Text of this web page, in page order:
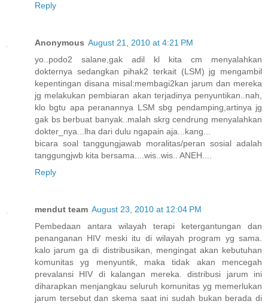
Reply
Anonymous August 21, 2010 at 4:21 PM
yo..podo2 salane,gak adil kl kita cm menyalahkan
dokternya sedangkan pihak2 terkait (LSM) jg mengambil
kepentingan disana misal:membagi2kan jarum dan mereka
jg melakukan pembiaran akan terjadinya penyuntikan..nah,
klo bgtu apa peranannya LSM sbg pendamping,artinya jg
gak bs berbuat banyak..malah skrg cendrung menyalahkan
dokter_nya...lha dari dulu ngapain aja...kang...
bicara soal tanggungjawab moralitas/peran sosial adalah
tanggungjwb kita bersama....wis..wis.. ANEH....
Reply
mendut team August 23, 2010 at 12:04 PM
Pembedaan antara wilayah terapi ketergantungan dan
penanganan HIV meski itu di wilayah program yg sama.
kalo jarum ga di distribusikan, mengingat akan kebutuhan
komunitas yg menyuntik, maka tidak akan mencegah
prevalansi HIV di kalangan mereka. distribusi jarum ini
diharapkan menjangkau seluruh komunitas yg memerlukan
jarum tersebut dan skema saat ini sudah bukan berada di